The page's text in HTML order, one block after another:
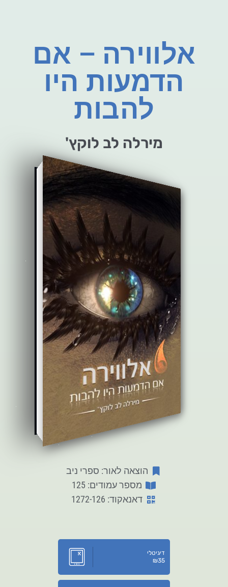
אלווירה – אם
הדמעות היו
להבות
מירלה לב לוקץ'
הוצאה לאור: ספרי ניב
מספר עמודים: 125
דאנאקוד: 1272-126
דיגיטלי
₪35